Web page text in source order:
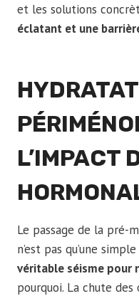
et les solutions
éclatant et une
L’IMPACT
Le passage de la pré-
n’est pas qu’une
véritable séisme pour
pourquoi. La chute